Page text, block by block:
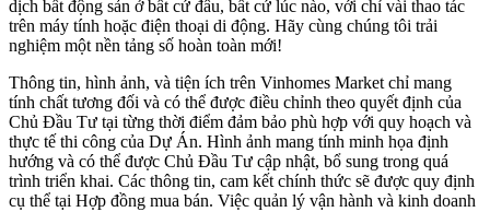
dịch bất động sản ở bất cứ đâu, bất cứ lúc nào, với chỉ vài thao tác
trên máy tính hoặc điện thoại di động. Hãy cùng chúng tôi trải
nghiệm một nền tảng số hoàn toàn mới!
Thông tin, hình ảnh, và tiện ích trên Vinhomes Market chỉ mang
tính chất tương đối và có thể được điều chỉnh theo quyết định của
Chủ Đầu Tư tại từng thời điểm đảm bảo phù hợp với quy hoạch và
thực tế thi công của Dự Án. Hình ảnh mang tính minh họa định
hướng và có thể được Chủ Đầu Tư cập nhật, bổ sung trong quá
trình triển khai. Các thông tin, cam kết chính thức sẽ được quy định
cụ thể tại Hợp đồng mua bán. Việc quản lý vận hành và kinh doanh